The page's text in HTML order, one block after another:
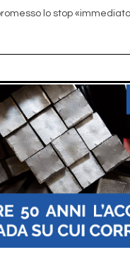
lo stop